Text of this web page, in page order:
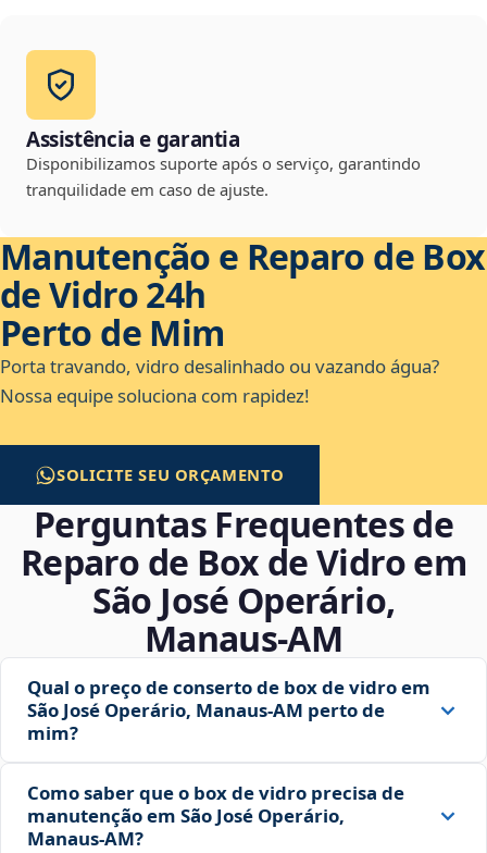
Assistência e garantia
Disponibilizamos suporte após o serviço, garantindo
tranquilidade em caso de ajuste.
Manutenção e Reparo de Box
de Vidro 24h
Perto de Mim
Porta travando, vidro desalinhado ou vazando água?
Nossa equipe soluciona com rapidez!
SOLICITE SEU ORÇAMENTO
Perguntas Frequentes de
Reparo de Box de Vidro em
São José Operário,
Manaus‑AM
Qual o preço de conserto de box de vidro em
São José Operário, Manaus‑AM perto de
mim?
Como saber que o box de vidro precisa de
manutenção em São José Operário,
Manaus‑AM?